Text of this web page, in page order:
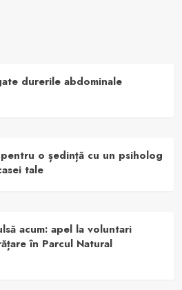
durerile abdominale
o ședință cu un psiholog
tale
acum: apel la voluntari
în Parcul Natural